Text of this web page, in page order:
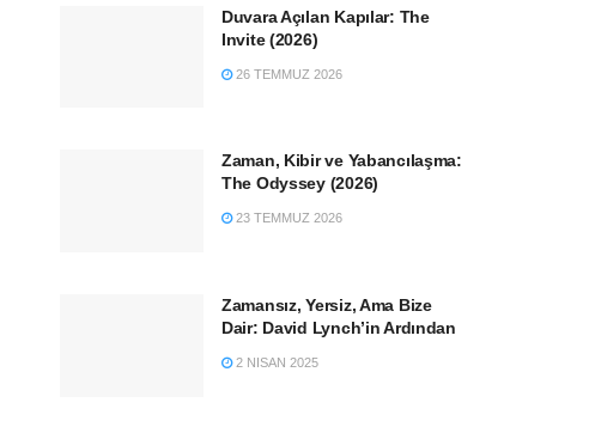
Duvara Açılan Kapılar: The
Invite (2026)
26 TEMMUZ 2026
Zaman, Kibir ve Yabancılaşma:
The Odyssey (2026)
23 TEMMUZ 2026
Zamansız, Yersiz, Ama Bize
Dair: David Lynch’in Ardından
2 NISAN 2025